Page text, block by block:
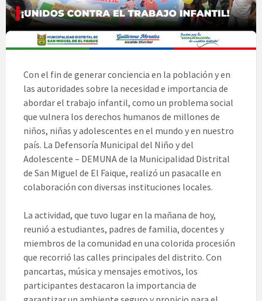
Con el fin de generar conciencia en la población y en
las autoridades sobre la necesidad e importancia de
abordar el trabajo infantil, como un problema social
que vulnera los derechos humanos de millones de
niños, niñas y adolescentes en el mundo y en nuestro
país. La Defensoría Municipal del Niño y del
Adolescente – DEMUNA de la Municipalidad Distrital
de San Miguel de El Faique, realizó un pasacalle en
colaboración con diversas instituciones locales.
La actividad, que tuvo lugar en la mañana de hoy,
reunió a estudiantes, padres de familia, docentes y
miembros de la comunidad en una colorida procesión
que recorrió las calles principales del distrito. Con
pancartas, música y mensajes emotivos, los
participantes destacaron la importancia de